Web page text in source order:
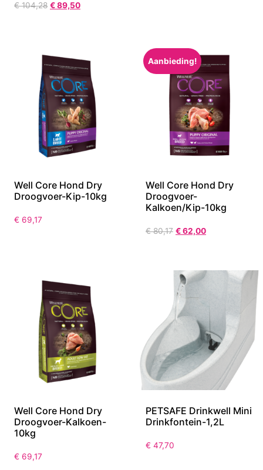
€104,28 €89,50
Well Core Hond Dry
Droogvoer-Kip-10kg
€ 69,17
Aanbieding!
Well Core Hond Dry
Droogvoer-
Kalkoen/Kip-10kg
€80,17 €62,00
Well Core Hond Dry
Droogvoer-Kalkoen-
10kg
€ 69,17
PETSAFE Drinkwell Mini
Drinkfontein-1,2L
€ 47,70